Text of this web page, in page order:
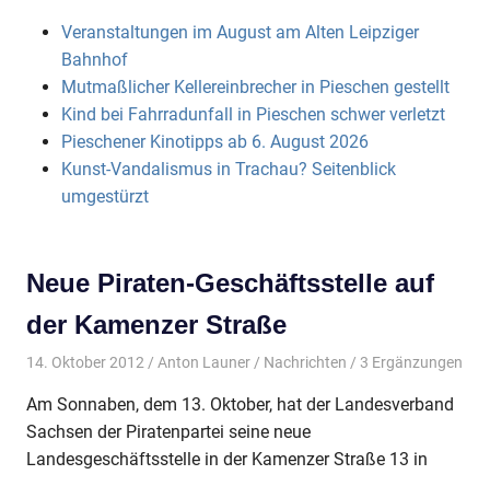
Veranstaltungen im August am Alten Leipziger
Bahnhof
Mutmaßlicher Kellereinbrecher in Pieschen gestellt
Kind bei Fahrradunfall in Pieschen schwer verletzt
Pieschener Kinotipps ab 6. August 2026
Kunst-Vandalismus in Trachau? Seitenblick
umgestürzt
Neue Piraten-Geschäftsstelle auf
der Kamenzer Straße
14. Oktober 2012 Anton Launer Nachrichten / 3 Ergänzungen
Am Sonnaben, dem 13. Oktober, hat der Landesverband
Sachsen der Piratenpartei seine neue
Landesgeschäftsstelle in der Kamenzer Straße 13 in